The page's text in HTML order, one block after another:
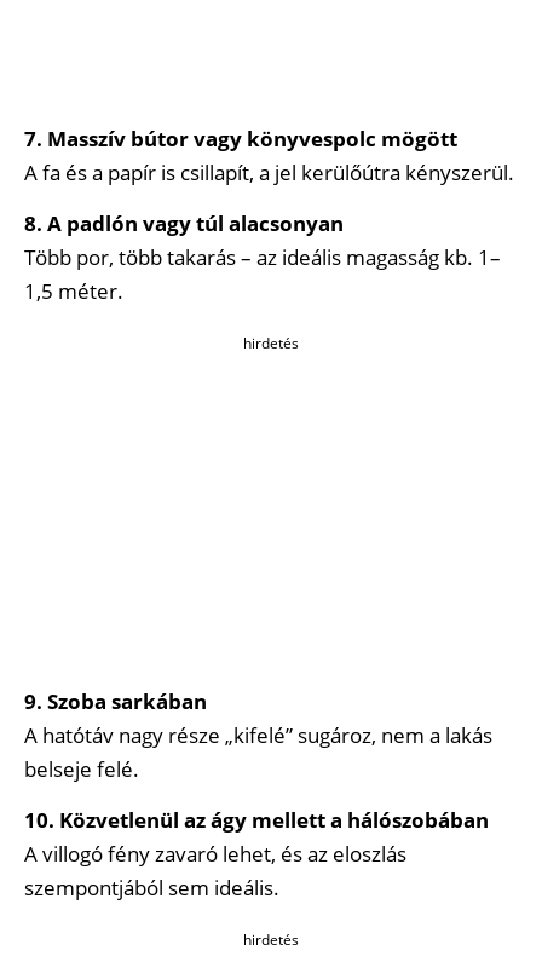
7. Masszív bútor vagy könyvespolc mögött
A fa és a papír is csillapít, a jel kerülőútra kényszerül.
8. A padlón vagy túl alacsonyan
Több por, több takarás – az ideális magasság kb. 1–
1,5 méter.
hirdetés
9. Szoba sarkában
A hatótáv nagy része „kifelé” sugároz, nem a lakás
belseje felé.
10. Közvetlenül az ágy mellett a hálószobában
A villogó fény zavaró lehet, és az eloszlás
szempontjából sem ideális.
hirdetés